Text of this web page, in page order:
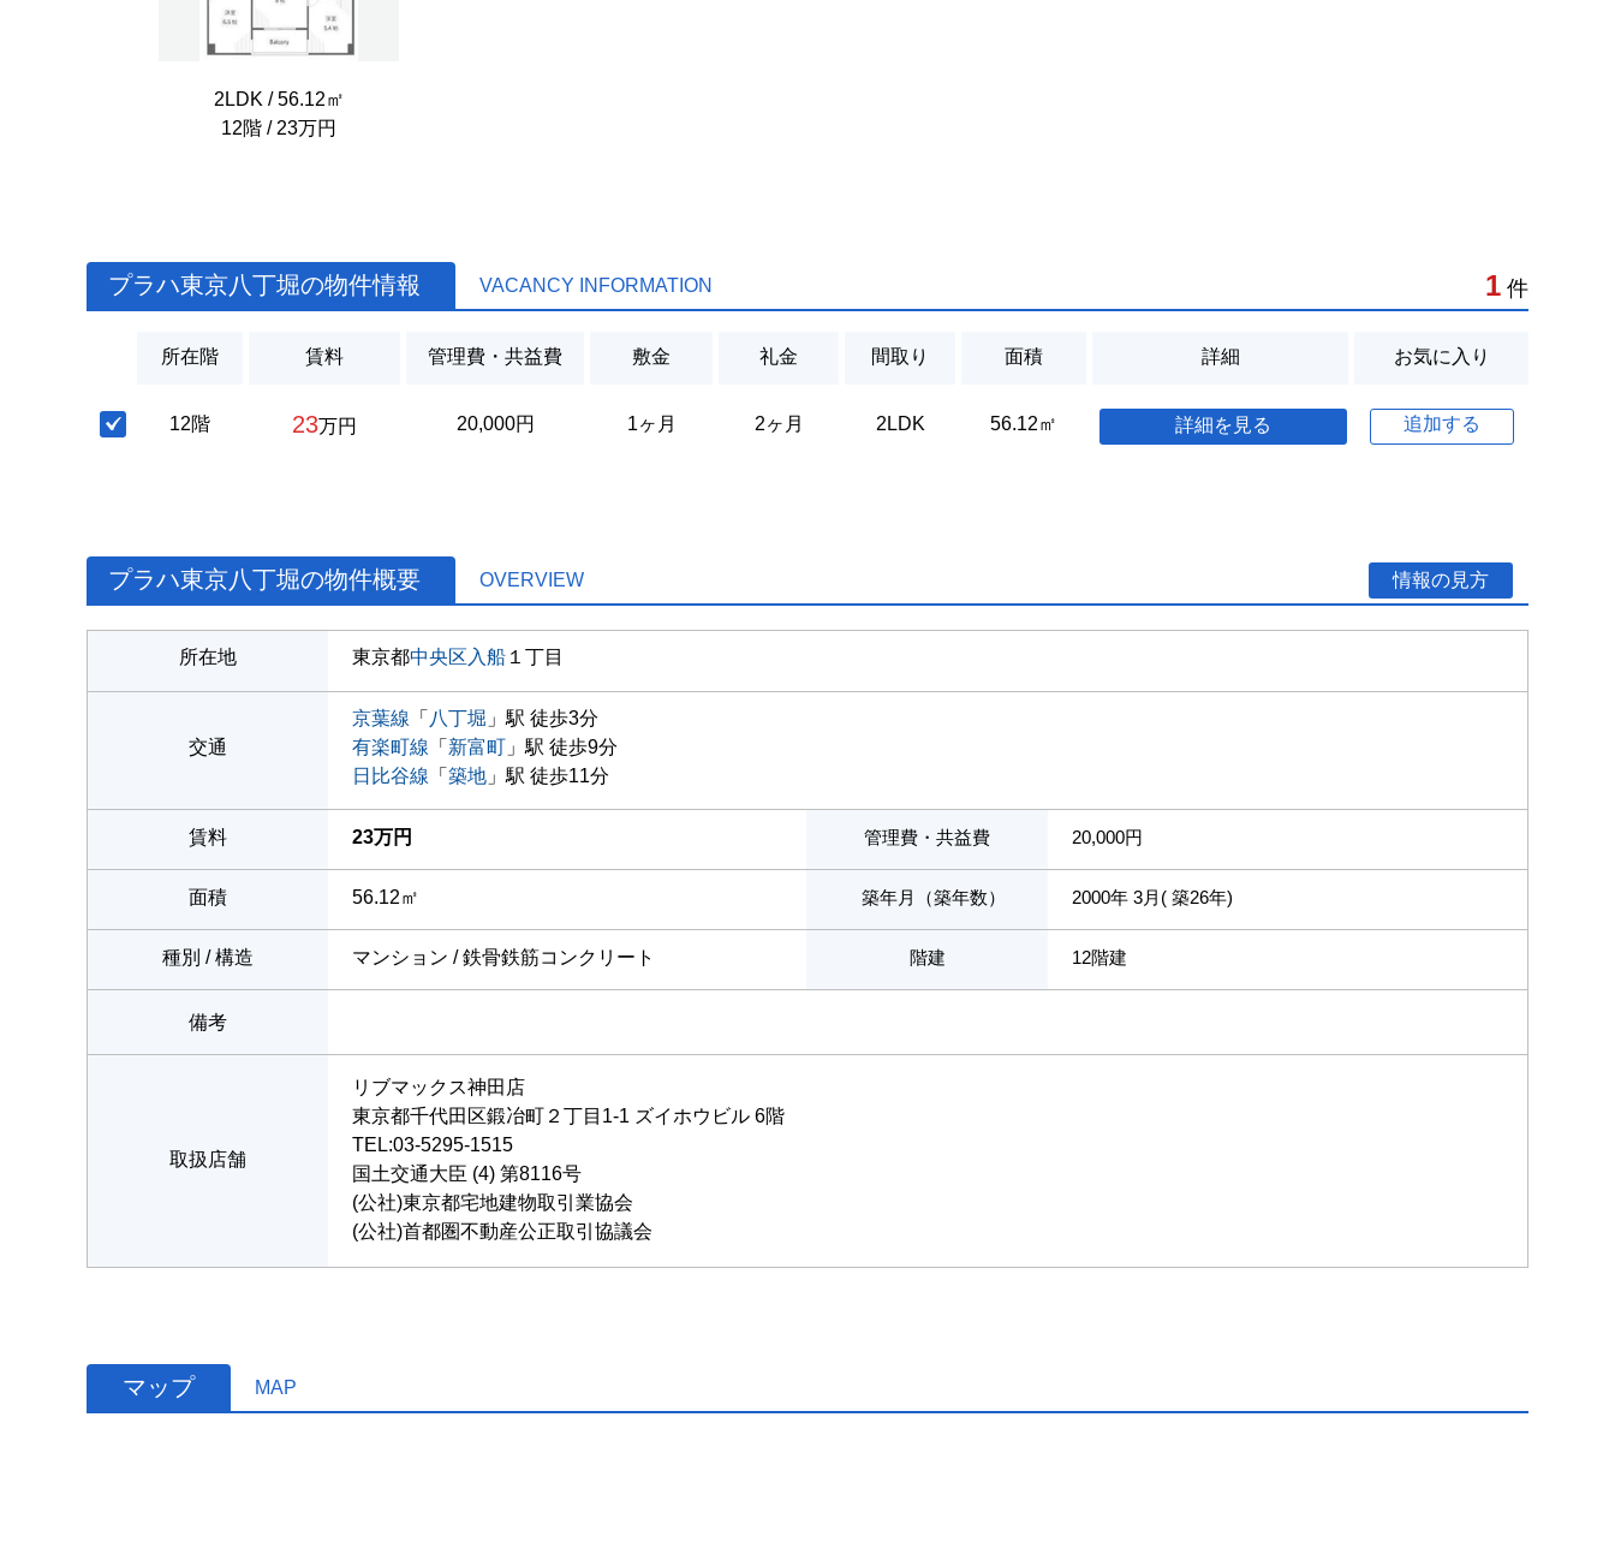
2LDK / 56.12㎡
12階 / 23万円
プラハ東京八丁堀の物件情報 VACANCY INFORMATION 1 件
所在階 賃料 管理費・共益費 敷金 礼金 間取り 面積 詳細 お気に入り
12階 23万円 20,000円 1ヶ月 2ヶ月 2LDK 56.12㎡ 詳細を見る 追加する
プラハ東京八丁堀の物件概要 OVERVIEW 情報の見方
所在地 東京都中央区 入船 １丁目
交通
京葉線 「 八丁堀 」駅 徒歩3分
有楽町線 「 新富町 」駅 徒歩9分
日比谷線 「 築地 」駅 徒歩11分
賃料 23万円 管理費・共益費 20,000円
面積 56.12㎡ 築年月（築年数） 2000年 3月( 築26年)
種別 / 構造 マンション / 鉄骨鉄筋コンクリート 階建 12階建
備考
取扱店舗
リブマックス神田店
東京都千代田区鍛冶町２丁目1-1 ズイホウビル 6階
TEL:03-5295-1515
国土交通大臣 (4) 第8116号
(公社)東京都宅地建物取引業協会
(公社)首都圏不動産公正取引協議会
マップ MAP